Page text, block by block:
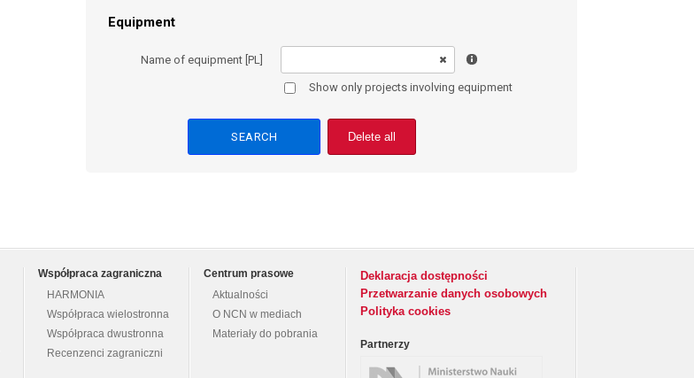
Equipment
Name of equipment [PL]
Show only projects involving equipment
Delete all
Współpraca zagraniczna
HARMONIA
Współpraca wielostronna
Współpraca dwustronna
Recenzenci zagraniczni
Centrum prasowe
Aktualności
O NCN w mediach
Materiały do pobrania
Deklaracja dostępności
Przetwarzanie danych osobowych
Polityka cookies
Partnerzy